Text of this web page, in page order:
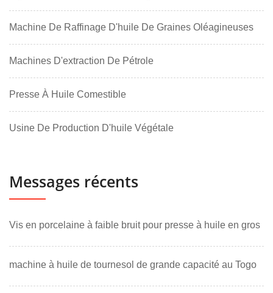
Machine De Raffinage D'huile De Graines Oléagineuses
Machines D'extraction De Pétrole
Presse À Huile Comestible
Usine De Production D'huile Végétale
Messages récents
Vis en porcelaine à faible bruit pour presse à huile en gros
machine à huile de tournesol de grande capacité au Togo